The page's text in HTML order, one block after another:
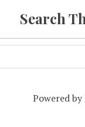
Search
Powered by